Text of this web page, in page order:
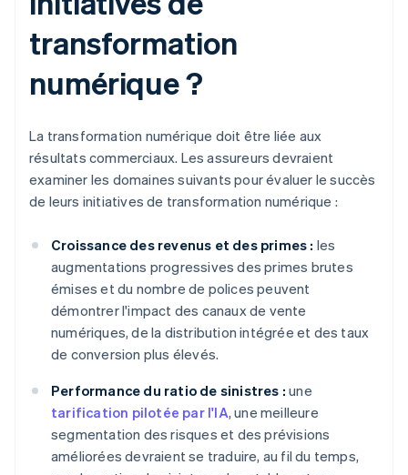
transformation
numérique ?
La transformation numérique doit être liée aux
résultats commerciaux. Les assureurs devraient
examiner les domaines suivants pour évaluer le succès
de leurs initiatives de transformation numérique :
Croissance des revenus et des primes : les
augmentations progressives des primes brutes
émises et du nombre de polices peuvent
démontrer l'impact des canaux de vente
numériques, de la distribution intégrée et des taux
de conversion plus élevés.
Performance du ratio de sinistres : une
tarification pilotée par l'IA, une meilleure
segmentation des risques et des prévisions
améliorées devraient se traduire, au fil du temps,